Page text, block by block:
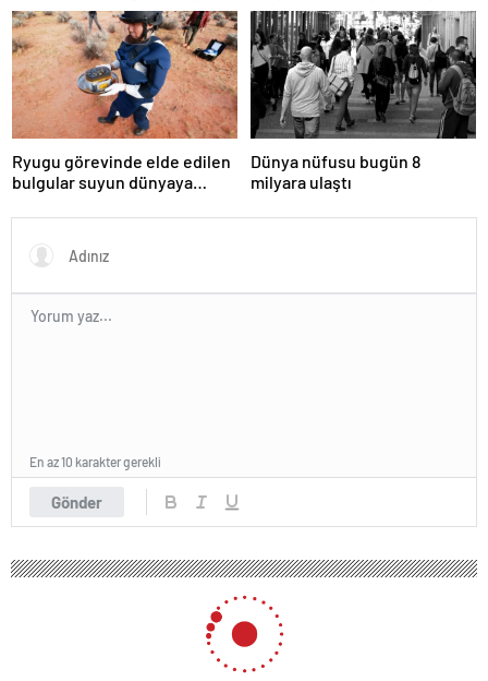
öldürerek savaş suçu
işlemiştir
yaptırımlar
Ryugu görevinde elde edilen
bulgular suyun dünyaya
olabileceğini gösteriyor
Dünya nüfusu bugün 8
milyara ulaştı
Gönder
En az 10 karakter gerekli